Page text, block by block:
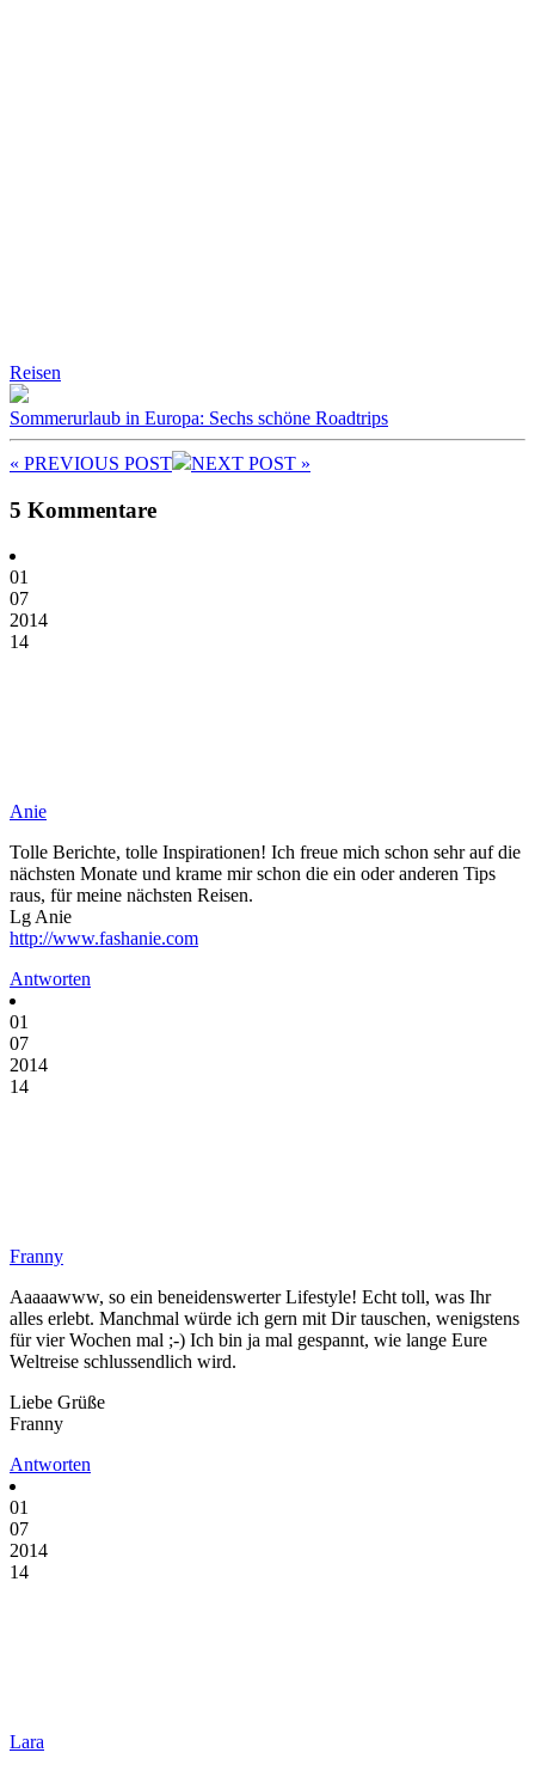
Reisen
Sommerurlaub in Europa: Sechs schöne Roadtrips
« PREVIOUS POST NEXT POST »
5 Kommentare
01
07
2014
14
Anie
Tolle Berichte, tolle Inspirationen! Ich freue mich schon sehr auf die
nächsten Monate und krame mir schon die ein oder anderen Tips
raus, für meine nächsten Reisen.
Lg Anie
http://www.fashanie.com
Antworten
01
07
2014
14
Franny
Aaaaawww, so ein beneidenswerter Lifestyle! Echt toll, was Ihr
alles erlebt. Manchmal würde ich gern mit Dir tauschen, wenigstens
für vier Wochen mal ;-) Ich bin ja mal gespannt, wie lange Eure
Weltreise schlussendlich wird.
Liebe Grüße
Franny
Antworten
01
07
2014
14
Lara